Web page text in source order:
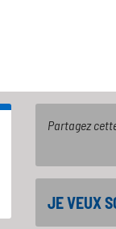
Partagez
JE VEUX